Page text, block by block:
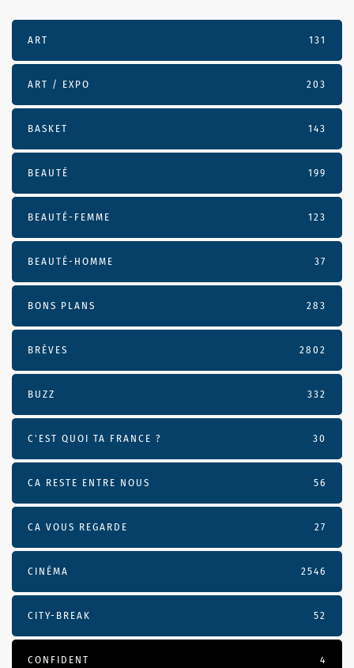
ART 131
ART / EXPO 203
BASKET 143
BEAUTÉ 199
BEAUTÉ-FEMME 123
BEAUTÉ-HOMME 37
BONS PLANS 283
BRÈVES 2802
BUZZ 332
C'EST QUOI TA FRANCE ? 30
CA RESTE ENTRE NOUS 56
CA VOUS REGARDE 27
CINÉMA 2546
CITY-BREAK 52
CONFIDENT 4